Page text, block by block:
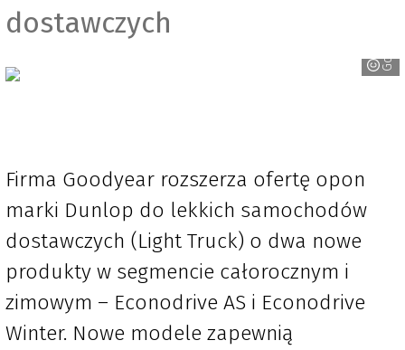
dostawczych
Goodyear
Firma Goodyear rozszerza ofertę opon
marki Dunlop do lekkich samochodów
dostawczych (Light Truck) o dwa nowe
produkty w segmencie całorocznym i
zimowym – Econodrive AS i Econodrive
Winter. Nowe modele zapewnią